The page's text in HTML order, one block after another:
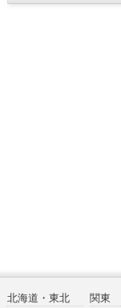
北海道・東北
関東